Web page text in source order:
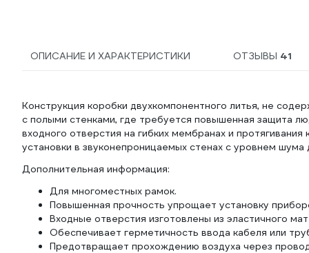
ОПИСАНИЕ И ХАРАКТЕРИСТИКИ ОТЗЫВЫ 41
Конструкция коробки двухкомпонентного литья, не
с полыми стенками, где требуется повышенная защита
входного отверстия на гибких мембранах и
установки в звуконепроницаемых стенах с уровнем шума
Дополнительная информация:
Для многоместных рамок.
Повышенная прочность упрощает установку
Входные отверстия изготовлены из эластичного
Обеспечивает герметичность ввода кабеля или
Предотвращает прохождению воздуха через